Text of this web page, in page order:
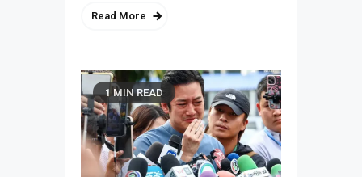
Read More
1 MIN READ